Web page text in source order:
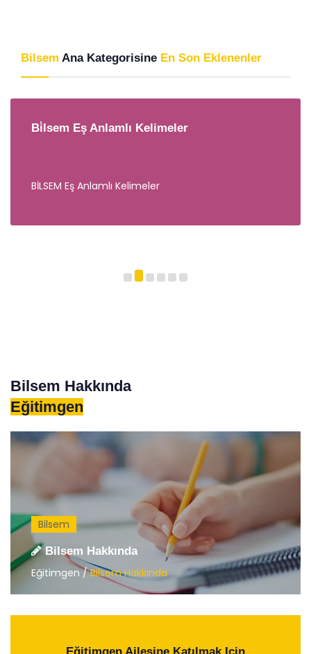
Bilsem Ana Kategorisine En Son Eklenenler
Bi̇lsem Eş Anlamlı Kelimeler
BİLSEM Eş Anlamlı Kelimeler
Bilsem Hakkında
Eğitimgen
Bilsem
Bilsem Hakkında
Eğitimgen /Bilsem Hakkında